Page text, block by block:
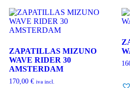
ZAPATILLAS MIZUNO
WAVE RIDER 30
AMSTERDAM
170,00 € iva incl.